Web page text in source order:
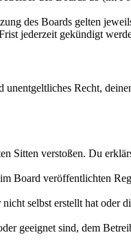
des Boards gelten
jederzeit gekündigt
Recht,
Sitten verstoßen. Du
Board veröffentlichten
selbst erstellt hat oder
geeignet sind, dem